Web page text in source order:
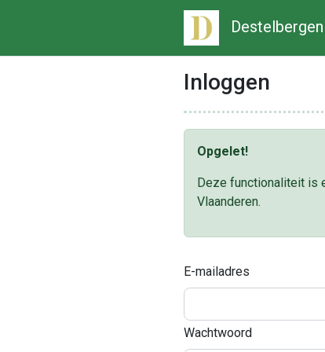
Inloggen
Opgelet!
Deze functionaliteit is
Vlaanderen.
E-mailadres
Wachtwoord